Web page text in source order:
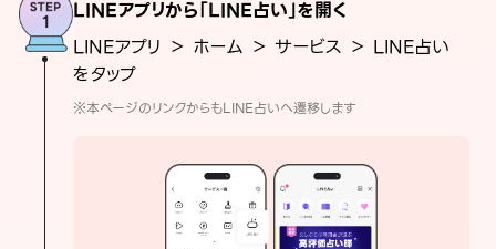
LINEアプリから「LINE占い」を開く
LINEアプリ ＞ ホーム ＞ サービス ＞ LINE占い
をタップ
※本ページのリンクからもLINE占いへ遷移します